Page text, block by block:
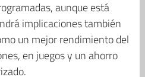
aunque está
implicaciones también
un mejor rendimiento del
en juegos y un ahorro